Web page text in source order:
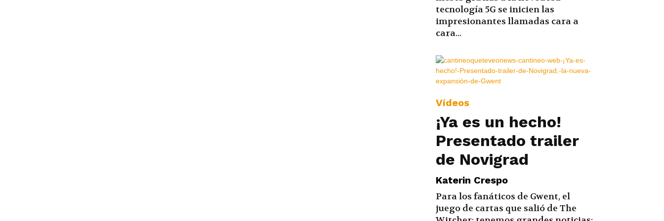
tecnología 5G se inicien las
impresionantes llamadas cara a
cara...
Vídeos
¡Ya es un hecho!
Presentado trailer
de Novigrad
Katerin Crespo
Para los fanáticos de Gwent, el
juego de cartas que salió de The